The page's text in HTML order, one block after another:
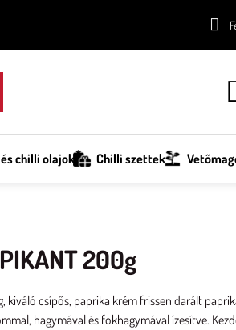
chilli olajok Chilli szettek
200g
kiváló csípős, paprika krém frissen darált
hagymával és fokhagymával ízesítve.